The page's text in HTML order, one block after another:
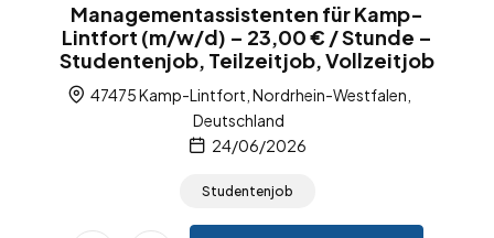
Managementassistenten für Kamp-
Lintfort (m/w/d) – 23,00 € / Stunde –
Studentenjob, Teilzeitjob, Vollzeitjob
47475 Kamp-Lintfort, Nordrhein-Westfalen,
Deutschland
24/06/2026
Studentenjob